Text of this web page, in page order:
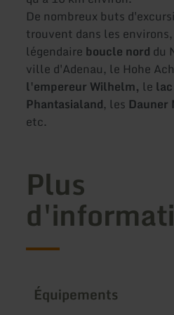
De nombreux buts
trouvent dans les
légendaire boucle nord du
ville d'Adenau, le Hohe
l'empereur Wilhelm, le
Phantasialand, les Dauner
etc.
Plus
Équipements